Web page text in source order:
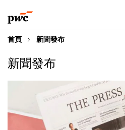
to
content
to
footer
首頁 新聞發布
新聞發布